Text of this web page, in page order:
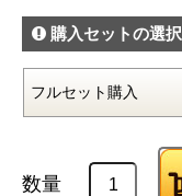
購入セットの選択
数量